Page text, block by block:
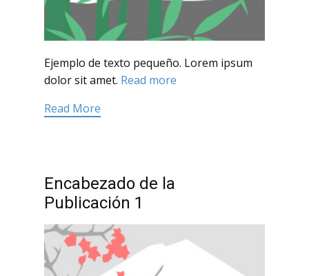
Ejemplo de texto pequeño. Lorem ipsum
dolor sit amet. Read more
Read More
Encabezado de la
Publicación 1